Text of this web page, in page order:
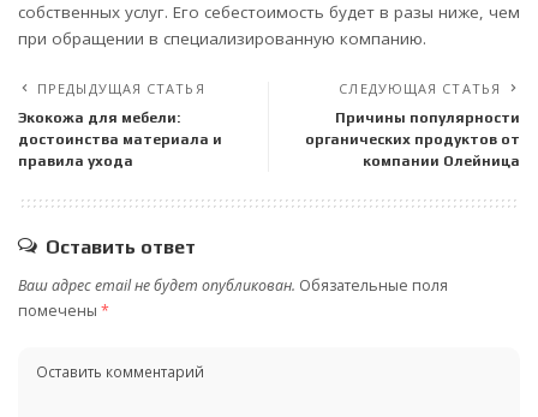
собственных услуг. Его себестоимость будет в разы ниже, чем
при обращении в специализированную компанию.
ПРЕДЫДУЩАЯ СТАТЬЯ
Экокожа для мебели:
достоинства материала и
правила ухода
СЛЕДУЮЩАЯ СТАТЬЯ
Причины популярности
органических продуктов от
компании Олейница
Оставить ответ
Ваш адрес email не будет опубликован. Обязательные поля
помечены *